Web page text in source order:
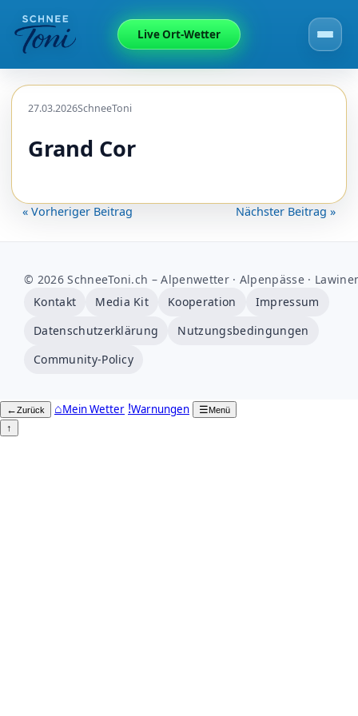
Live Ort-Wetter
27.03.2026SchneeToni
Grand Cor
« Vorheriger Beitrag Nächster Beitrag »
© 2026 SchneeToni.ch – Alpenwetter · Alpenpässe ·
Kontakt
Media Kit Kooperation
Impressum
Datenschutzerklärung
Nutzungsbedingungen
Community-Policy
←Zurück ⌂Mein Wetter !Warnungen ☰Menü
↑